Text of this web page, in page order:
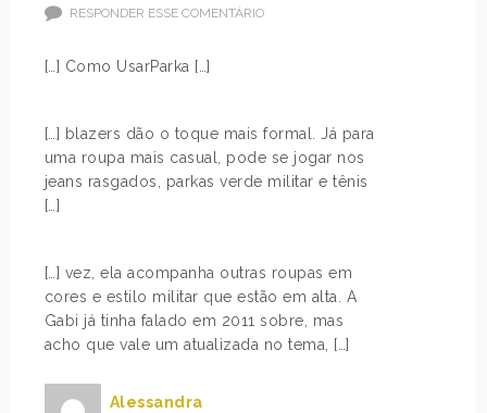
RESPONDER ESSE COMENTÁRIO
[…] Como UsarParka […]
[…] blazers dão o toque mais formal. Já para
uma roupa mais casual, pode se jogar nos
jeans rasgados, parkas verde militar e tênis
[…]
[…] vez, ela acompanha outras roupas em
cores e estilo militar que estão em alta. A
Gabi já tinha falado em 2011 sobre, mas
acho que vale um atualizada no tema, […]
Alessandra